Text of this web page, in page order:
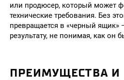
или продюсер, который может
технические требования. Без
превращается в «черный
результату, не понимая, как он
ПРЕИМУЩЕСТВА